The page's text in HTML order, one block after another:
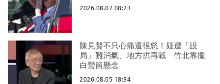
2026.08.07 08:23
陳見賢不只心痛還很怒！疑遭「設
局」難消氣、地方拱再戰 竹北靠攏
白營留懸念
2026.08.05 18:34